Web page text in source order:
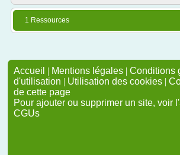
1 Ressources
Accueil | Mentions légales | Conditions
d'utilisation | Utilisation des cookies |
de cette page
Pour ajouter ou supprimer un site, voir
CGUs